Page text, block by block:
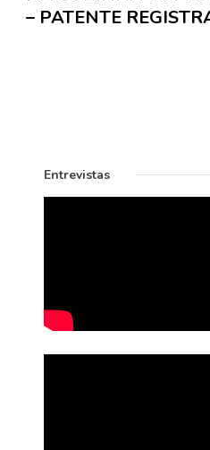
– PATENTE
Entrevistas